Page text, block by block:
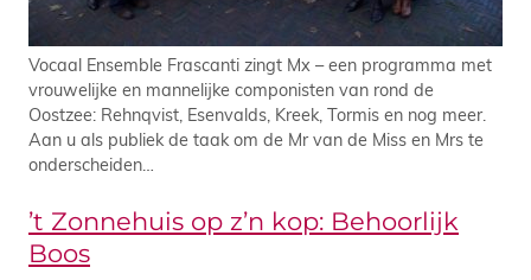
Vocaal Ensemble Frascanti zingt Mx – een programma met
vrouwelijke en mannelijke componisten van rond de
Oostzee: Rehnqvist, Esenvalds, Kreek, Tormis en nog meer.
Aan u als publiek de taak om de Mr van de Miss en Mrs te
onderscheiden…
’t Zonnehuis op z’n kop: Behoorlijk
Boos